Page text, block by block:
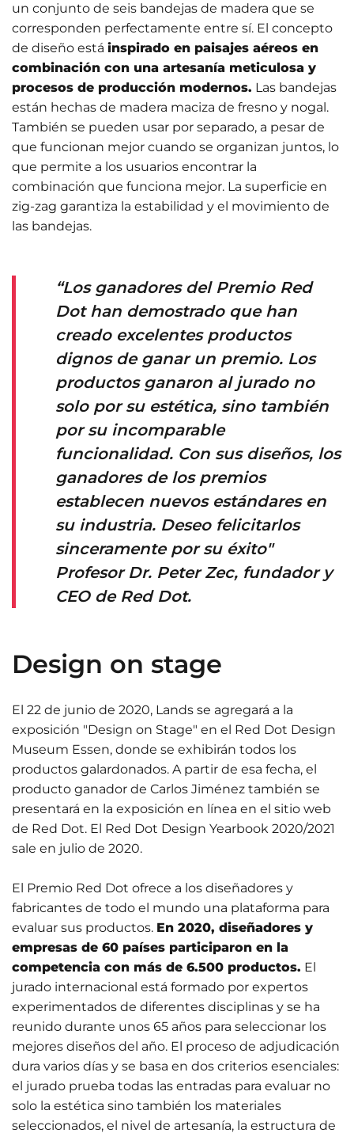
un conjunto de seis bandejas de madera que se
corresponden perfectamente entre sí. El concepto
de diseño está inspirado en paisajes aéreos en
combinación con una artesanía meticulosa y
procesos de producción modernos. Las bandejas
están hechas de madera maciza de fresno y nogal.
También se pueden usar por separado, a pesar de
que funcionan mejor cuando se organizan juntos, lo
que permite a los usuarios encontrar la
combinación que funciona mejor. La superficie en
zig-zag garantiza la estabilidad y el movimiento de
las bandejas.
“Los ganadores del Premio Red
Dot han demostrado que han
creado excelentes productos
dignos de ganar un premio. Los
productos ganaron al jurado no
solo por su estética, sino también
por su incomparable
funcionalidad. Con sus diseños, los
ganadores de los premios
establecen nuevos estándares en
su industria. Deseo felicitarlos
sinceramente por su éxito"
Profesor Dr. Peter Zec, fundador y
CEO de Red Dot.
Design on stage
El 22 de junio de 2020, Lands se agregará a la
exposición "Design on Stage" en el Red Dot Design
Museum Essen, donde se exhibirán todos los
productos galardonados. A partir de esa fecha, el
producto ganador de Carlos Jiménez también se
presentará en la exposición en línea en el sitio web
de Red Dot. El Red Dot Design Yearbook 2020/2021
sale en julio de 2020.
El Premio Red Dot ofrece a los diseñadores y
fabricantes de todo el mundo una plataforma para
evaluar sus productos. En 2020, diseñadores y
empresas de 60 países participaron en la
competencia con más de 6.500 productos. El
jurado internacional está formado por expertos
experimentados de diferentes disciplinas y se ha
reunido durante unos 65 años para seleccionar los
mejores diseños del año. El proceso de adjudicación
dura varios días y se basa en dos criterios esenciales:
el jurado prueba todas las entradas para evaluar no
solo la estética sino también los materiales
seleccionados, el nivel de artesanía, la estructura de